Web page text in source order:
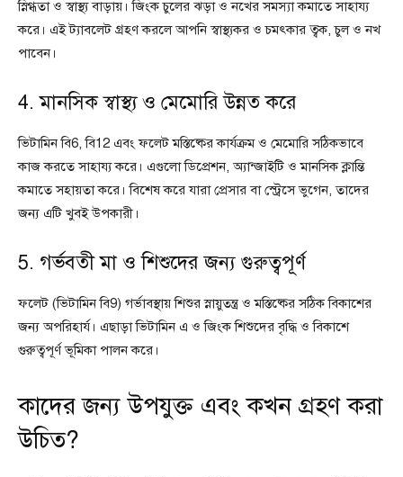
স্নিগ্ধতা ও স্বাস্থ্য বাড়ায়। জিংক চুলের ঝড়া ও নখের সমস্যা কমাতে সাহায্য
করে। এই ট্যাবলেট গ্রহণ করলে আপনি স্বাস্থ্যকর ও চমৎকার ত্বক, চুল ও নখ
পাবেন।
4. মানসিক স্বাস্থ্য ও মেমোরি উন্নত করে
ভিটামিন বি6, বি12 এবং ফলেট মস্তিষ্কের কার্যক্রম ও মেমোরি সঠিকভাবে
কাজ করতে সাহায্য করে। এগুলো ডিপ্রেশন, অ্যান্জাইটি ও মানসিক ক্লান্তি
কমাতে সহায়তা করে। বিশেষ করে যারা প্রেসার বা স্ট্রেসে ভুগেন, তাদের
জন্য এটি খুবই উপকারী।
5. গর্ভবতী মা ও শিশুদের জন্য গুরুত্বপূর্ণ
ফলেট (ভিটামিন বি9) গর্ভাবস্থায় শিশুর স্নায়ুতন্ত্র ও মস্তিষ্কের সঠিক বিকাশের
জন্য অপরিহার্য। এছাড়া ভিটামিন এ ও জিংক শিশুদের বৃদ্ধি ও বিকাশে
গুরুত্বপূর্ণ ভূমিকা পালন করে।
কাদের জন্য উপযুক্ত এবং কখন গ্রহণ করা
উচিত?